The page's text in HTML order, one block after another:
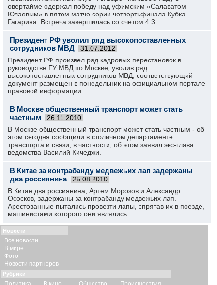
овертайме одержал победу над уфимским «Салаватом
Юлаевым» в пятом матче серии четвертьфинала Кубка
Гагарина. Встреча завершилась со счетом 4:3.
Президент РФ уволил ряд высокопоставленных
сотрудников МВД
31.07.2012
Президент РФ произвел ряд кадровых перестановок в
руководстве ГУ МВД по Москве, уволив ряд
высокопоставленных сотрудников МВД, соответствующий
документ размещен в понедельник на официальном портале
правовой информации.
В Москве общественный транспорт может стать
частным
26.11.2010
В Москве общественный транспорт может стать частным - об
этом сегодня сообщили в столичном департаменте
транспорта и связи, в частности, об этом заявил экс-глава
ведомства Василий Кичеджи.
В Китае за контрабанду медвежьих лап задержаны
два россиянина
25.08.2010
В Китае два россиянина, Артем Морозов и Александр
Ососков, задержаны за контрабанду медвежьих лап.
Арестованные пытались провезти лапы, спрятав их в поезде,
машинистами которого они являлись.
Новости
Все новости
В мире
Фото
Новости партнеров
Рубрики
Политика В кино Общество Происшествия